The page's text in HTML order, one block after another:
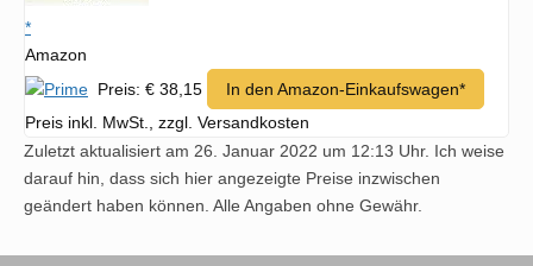
*
Amazon
Preis: € 38,15
In den Amazon-Einkaufswagen*
Preis inkl. MwSt., zzgl. Versandkosten
Zuletzt aktualisiert am 26. Januar 2022 um 12:13 Uhr. Ich weise
darauf hin, dass sich hier angezeigte Preise inzwischen
geändert haben können. Alle Angaben ohne Gewähr.